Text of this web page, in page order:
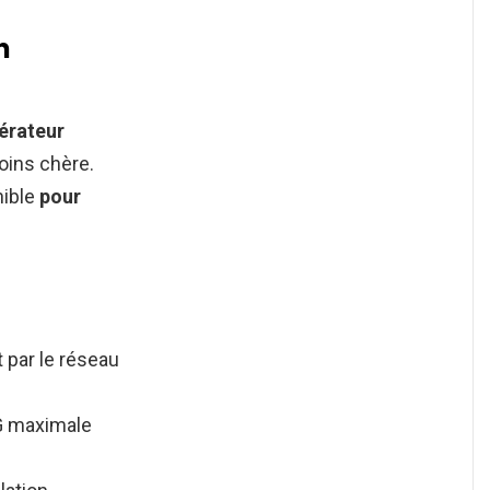
chère.
pour
par le réseau
maximale